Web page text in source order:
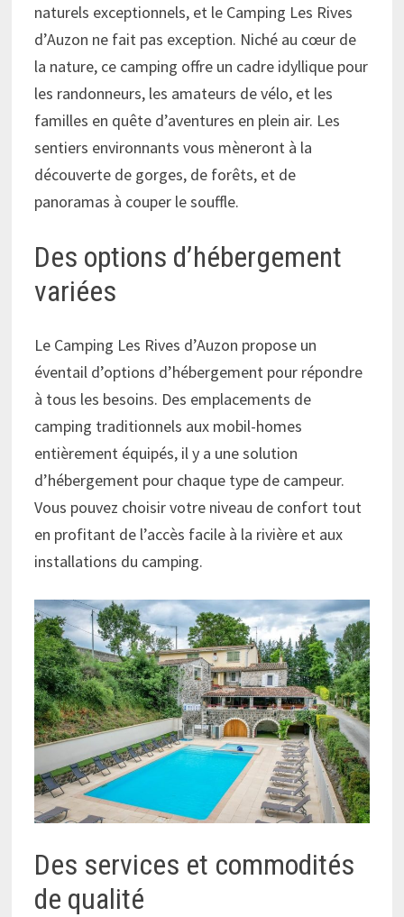
naturels exceptionnels, et le Camping Les Rives
d’Auzon ne fait pas exception. Niché au cœur de
la nature, ce camping offre un cadre idyllique pour
les randonneurs, les amateurs de vélo, et les
familles en quête d’aventures en plein air. Les
sentiers environnants vous mèneront à la
découverte de gorges, de forêts, et de
panoramas à couper le souffle.
Des options d’hébergement
variées
Le Camping Les Rives d’Auzon propose un
éventail d’options d’hébergement pour répondre
à tous les besoins. Des emplacements de
camping traditionnels aux mobil-homes
entièrement équipés, il y a une solution
d’hébergement pour chaque type de campeur.
Vous pouvez choisir votre niveau de confort tout
en profitant de l’accès facile à la rivière et aux
installations du camping.
Des services et commodités
de qualité